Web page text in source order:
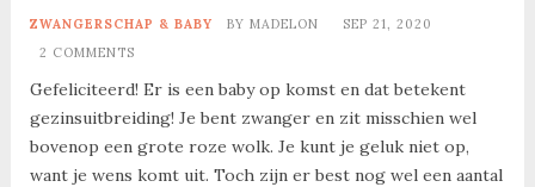
ZWANGERSCHAP & BABY BY MADELON
SEP 21, 2020
2 COMMENTS
Gefeliciteerd! Er is een baby op komst en dat betekent
gezinsuitbreiding! Je bent zwanger en zit misschien wel
bovenop een grote roze wolk. Je kunt je geluk niet op,
want je wens komt uit. Toch zijn er best nog wel een aantal